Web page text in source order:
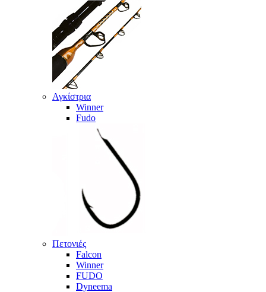
Αγκίστρια
Winner
Fudo
Πετονιές
Falcon
Winner
FUDO
Dyneema